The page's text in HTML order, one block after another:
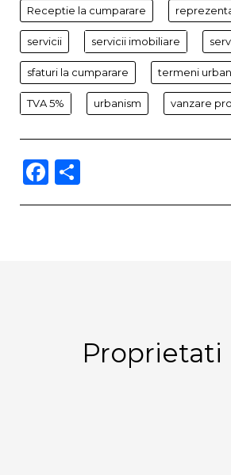
Receptie la cumparare
servicii servicii imobiliare
sfaturi la cumparare termeni
TVA 5% urbanism vanzare
Facebook
Proprietati